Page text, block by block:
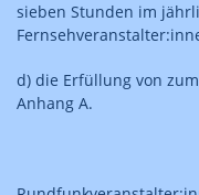
sieben Stunden im
d) die Erfüllung von
Anhang A.